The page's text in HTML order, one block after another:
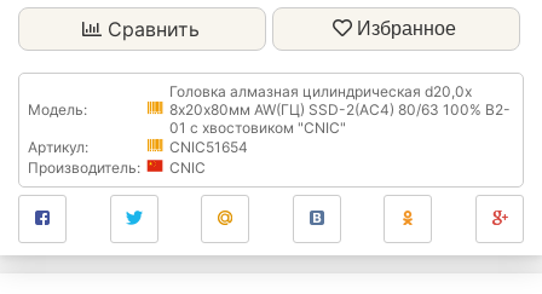
Сравнить Избранное
Модель:
Головка алмазная цилиндрическая d20,0х
8х20х80мм AW(ГЦ) SSD-2(АС4) 80/63 100% В2-
01 с хвостовиком "CNIC"
Артикул:
CNIC51654
Производитель:
CNIC